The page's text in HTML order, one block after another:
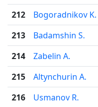
212
Bogoradnikov K.
213
Badamshin S.
214
Zabelin A.
215
Altynchurin A.
216
Usmanov R.